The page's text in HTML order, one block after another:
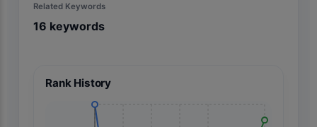
Related Keywords
16 keywords
Rank History